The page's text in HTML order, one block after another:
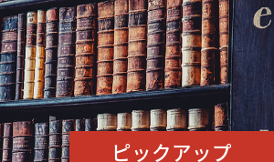
ピックアップ